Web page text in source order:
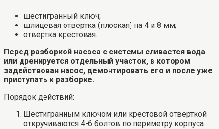
шестигранный ключ;
шлицевая отвертка (плоская) на 4 и 8 мм;
отвертка крестовая.
Перед разборкой насоса с системы сливается вода
или дренируется отдельный участок, в котором
задействован насос, демонтировать его и после уже
приступать к разборке.
Порядок действий:
Шестигранным ключом или крестовой отверткой
откручиваются 4-6 болтов по периметру корпуса